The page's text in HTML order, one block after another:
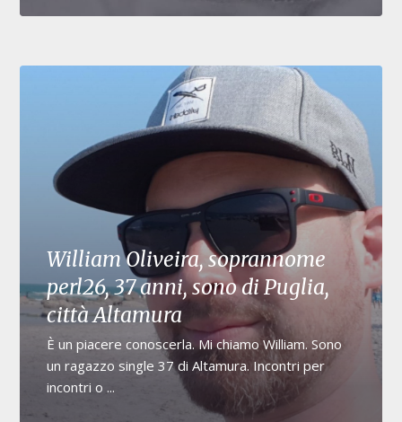
William Oliveira, soprannome
perl26, 37 anni, sono di Puglia,
città Altamura
È un piacere conoscerla. Mi chiamo William. Sono
un ragazzo single 37 di Altamura. Incontri per
incontri o ...